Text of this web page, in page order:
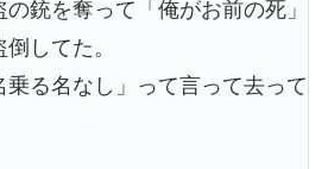
銃を奪って「俺がお前の死」
してた。
る名なし」って言って去って